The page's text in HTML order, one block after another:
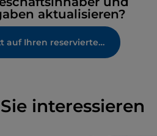
aktualisieren?
Greifen Sie jetzt auf Ihren reservierten Bereich zu
interessieren